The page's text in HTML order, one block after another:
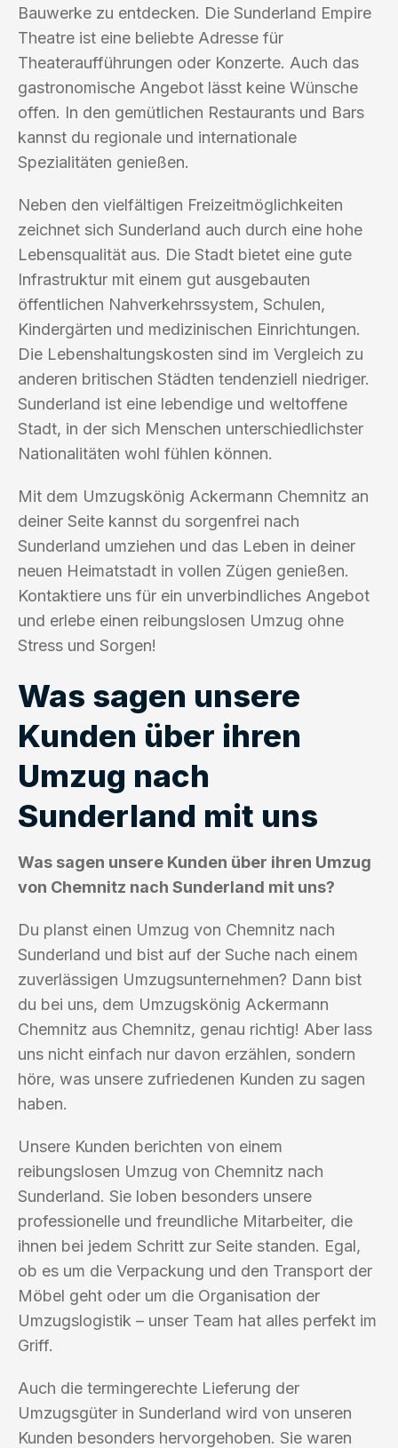
Bauwerke zu entdecken. Die Sunderland Empire
Theatre ist eine beliebte Adresse für
Theateraufführungen oder Konzerte. Auch das
gastronomische Angebot lässt keine Wünsche
offen. In den gemütlichen Restaurants und Bars
kannst du regionale und internationale
Spezialitäten genießen.
Neben den vielfältigen Freizeitmöglichkeiten
zeichnet sich Sunderland auch durch eine hohe
Lebensqualität aus. Die Stadt bietet eine gute
Infrastruktur mit einem gut ausgebauten
öffentlichen Nahverkehrssystem, Schulen,
Kindergärten und medizinischen Einrichtungen.
Die Lebenshaltungskosten sind im Vergleich zu
anderen britischen Städten tendenziell niedriger.
Sunderland ist eine lebendige und weltoffene
Stadt, in der sich Menschen unterschiedlichster
Nationalitäten wohl fühlen können.
Mit dem Umzugskönig Ackermann Chemnitz an
deiner Seite kannst du sorgenfrei nach
Sunderland umziehen und das Leben in deiner
neuen Heimatstadt in vollen Zügen genießen.
Kontaktiere uns für ein unverbindliches Angebot
und erlebe einen reibungslosen Umzug ohne
Stress und Sorgen!
Was sagen unsere
Kunden über ihren
Umzug nach
Sunderland mit uns
Was sagen unsere Kunden über ihren Umzug
von Chemnitz nach Sunderland mit uns?
Du planst einen Umzug von Chemnitz nach
Sunderland und bist auf der Suche nach einem
zuverlässigen Umzugsunternehmen? Dann bist
du bei uns, dem Umzugskönig Ackermann
Chemnitz aus Chemnitz, genau richtig! Aber lass
uns nicht einfach nur davon erzählen, sondern
höre, was unsere zufriedenen Kunden zu sagen
haben.
Unsere Kunden berichten von einem
reibungslosen Umzug von Chemnitz nach
Sunderland. Sie loben besonders unsere
professionelle und freundliche Mitarbeiter, die
ihnen bei jedem Schritt zur Seite standen. Egal,
ob es um die Verpackung und den Transport der
Möbel geht oder um die Organisation der
Umzugslogistik – unser Team hat alles perfekt im
Griff.
Auch die termingerechte Lieferung der
Umzugsgüter in Sunderland wird von unseren
Kunden besonders hervorgehoben. Sie waren